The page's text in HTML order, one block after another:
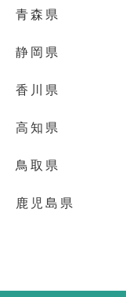
青森県
静岡県
香川県
高知県
鳥取県
鹿児島県